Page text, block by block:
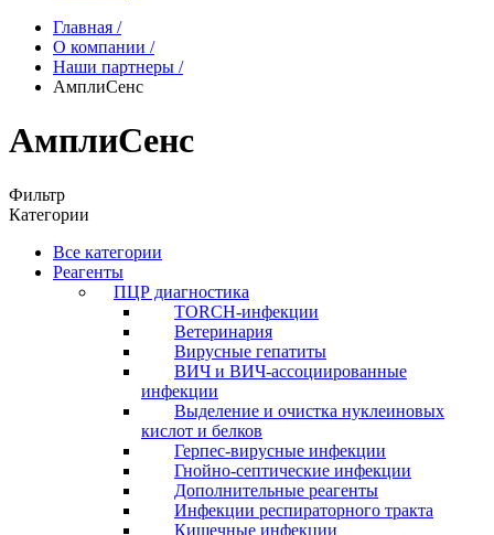
Главная /
О компании /
Наши партнеры /
АмплиСенс
АмплиСенс
Фильтр
Категории
Все категории
Реагенты
ПЦР диагностика
TORCH-инфекции
Ветеринария
Вирусные гепатиты
ВИЧ и ВИЧ-ассоциированные
инфекции
Выделение и очистка нуклеиновых
кислот и белков
Герпес-вирусные инфекции
Гнойно-септические инфекции
Дополнительные реагенты
Инфекции респираторного тракта
Кишечные инфекции